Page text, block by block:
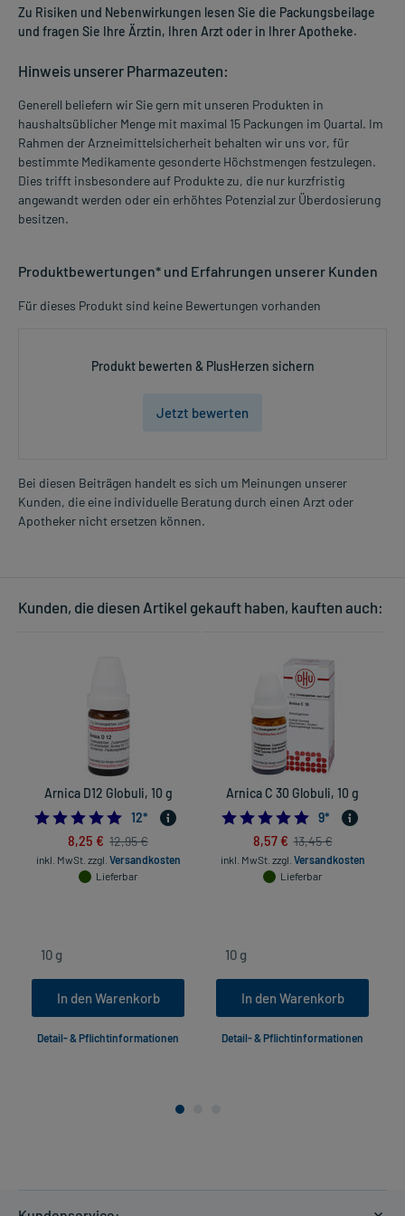
Zu Risiken und Nebenwirkungen lesen Sie die Packungsbeilage
und fragen Sie Ihre Ärztin, Ihren Arzt oder in Ihrer Apotheke.
Hinweis unserer Pharmazeuten:
Generell beliefern wir Sie gern mit unseren Produkten in
haushaltsüblicher Menge mit maximal 15 Packungen im Quartal. Im
Rahmen der Arzneimittelsicherheit behalten wir uns vor, für
bestimmte Medikamente gesonderte Höchstmengen festzulegen.
Dies trifft insbesondere auf Produkte zu, die nur kurzfristig
angewandt werden oder ein erhöhtes Potenzial zur Überdosierung
besitzen.
Produktbewertungen* und Erfahrungen unserer Kunden
Für dieses Produkt sind keine Bewertungen vorhanden
Produkt bewerten & PlusHerzen sichern
Jetzt bewerten
Bei diesen Beiträgen handelt es sich um Meinungen unserer
Kunden, die eine individuelle Beratung durch einen Arzt oder
Apotheker nicht ersetzen können.
Kunden, die diesen Artikel gekauft haben, kauften auch:
Arnica D12 Globuli, 10 g
5.0
12*
8,25 € 12,95 €
inkl. MwSt. zzgl. Versandkosten
Lieferbar
In den Warenkorb
Detail- & Pflichtinformationen
Arnica C 30 Globuli, 10 g
9*
8,57 € 13,45 €
inkl. MwSt. zzgl. Versandkosten
Lieferbar
In den Warenkorb
Detail- & Pflichtinformationen